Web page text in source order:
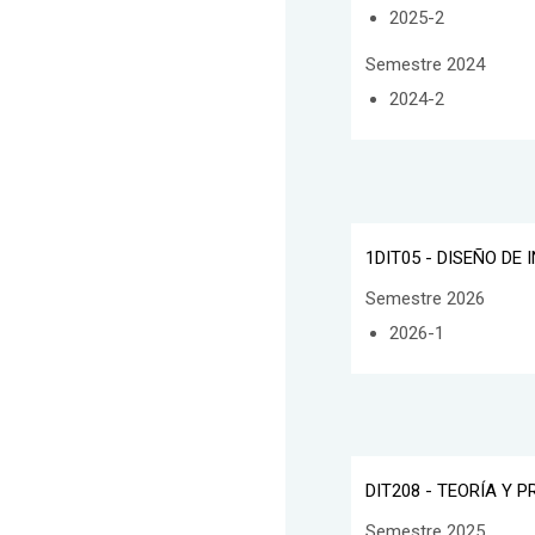
2025-2
Semestre 2024
2024-2
1DIT05 - DISEÑO DE
Semestre 2026
2026-1
DIT208 - TEORÍA Y